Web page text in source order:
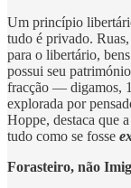
Um princípio
tudo é privado.
para o libertário,
possui seu
fracção — digamos,
explorada por
Hoppe, destaca que
tudo como se fosse
Forasteiro, não